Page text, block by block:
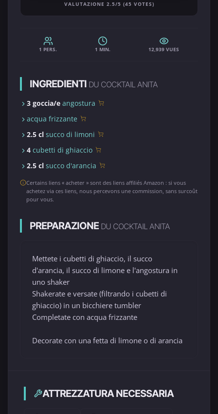
VALUTAZIONE 2.5/5 (45 VOTES)
1 PERS. 1 MIN. 12,939 VUES
INGREDIENTI DU COCKTAIL ANITA
3 goccia/e angostura
acqua frizzante
2.5 cl succo di limoni
4 cubetti di ghiaccio
2.5 cl succo d'arancia
Certains liens « acheter » sont des liens affiliés Amazon : si vous
achetez via ces liens, nous percevons une commission, sans surcoût
pour vous.
PREPARAZIONE DU COCKTAIL ANITA
Mettete i cubetti di ghiaccio, il succo
d'arancia, il succo di limone e l'angostura in
uno shaker
Shakerate e versate (filtrando i cubetti di
ghiaccio) in un bicchiere tumbler
Completate con acqua frizzante
Decorate con una fetta di limone o di arancia
ATTREZZATURA NECESSARIA